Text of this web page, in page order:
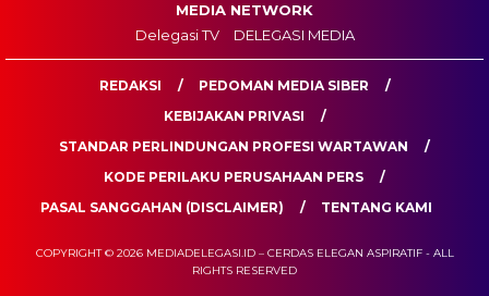
MEDIA NETWORK
Delegasi TV
DELEGASI MEDIA
REDAKSI
PEDOMAN MEDIA SIBER
KEBIJAKAN PRIVASI
STANDAR PERLINDUNGAN PROFESI WARTAWAN
KODE PERILAKU PERUSAHAAN PERS
PASAL SANGGAHAN (DISCLAIMER)
TENTANG KAMI
COPYRIGHT © 2026 MEDIADELEGASI.ID – CERDAS ELEGAN ASPIRATIF - ALL
RIGHTS RESERVED